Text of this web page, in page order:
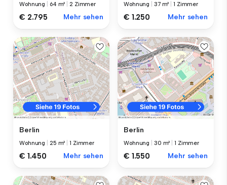
Wohnung 64 m² |2 Zimmer
€ 2.795 Mehr sehen
Wohnung 37 m² |1 Zimmer
€ 1.250 Mehr sehen
Berlin
Wohnung 25 m² |1 Zimmer
€ 1.450 Mehr sehen
Berlin
Wohnung 30 m² |1 Zimmer
€ 1.550 Mehr sehen